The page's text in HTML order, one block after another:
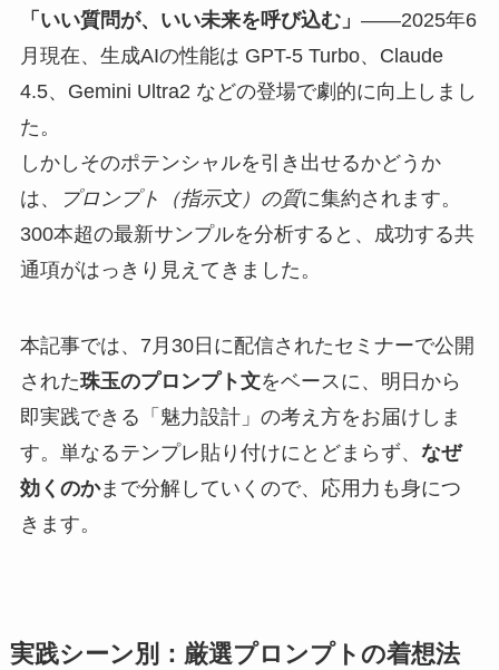
「いい質問が、いい未来を呼び込む」 ――2025年6
月現在、生成AIの性能は GPT-5 Turbo、Claude
4.5、Gemini Ultra2 などの登場で劇的に向上しまし
た。
しかしそのポテンシャルを引き出せるかどうか
は、
プロンプト（指示文）の質に集約されます。
300本超の最新サンプルを分析すると、成功する共
通項がはっきり見えてきました。
本記事では、7月30日に配信されたセミナーで公開
された珠玉のプロンプト文をベースに、明日から
即実践できる「魅力設計」の考え方をお届けしま
す。単なるテンプレ貼り付けにとどまらず、 なぜ
効くのかまで分解していくので、応用力も身につ
きます。
実践シーン別：厳選プロンプトの着想法